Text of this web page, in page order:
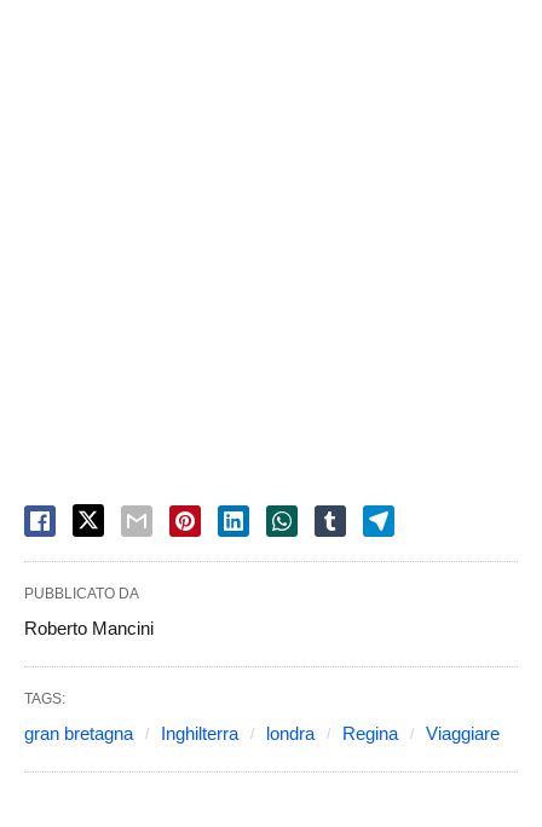
PUBBLICATO DA
Roberto Mancini
TAGS:
gran bretagna Inghilterra londra Regina Viaggiare